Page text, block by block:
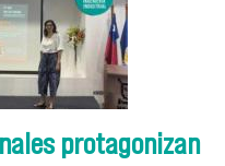
protagonizan